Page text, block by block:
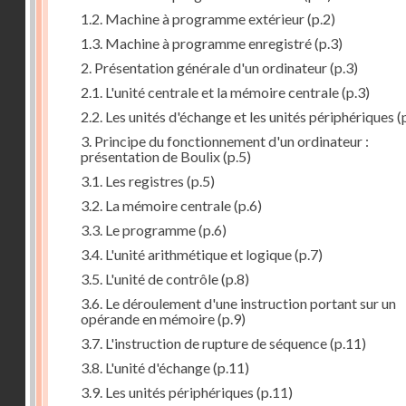
1.2. Machine à programme extérieur(p.2)
1.3. Machine à programme enregistré(p.3)
2. Présentation générale d'un ordinateur(p.3)
2.1. L'unité centrale et la mémoire centrale(p.3)
2.2. Les unités d'échange et les unités périphériques
3. Principe du fonctionnement d'un ordinateur :
présentation de Boulix(p.5)
3.1. Les registres (p.5)
3.2. La mémoire centrale(p.6)
3.3. Le programme(p.6)
3.4. L'unité arithmétique et logique(p.7)
3.5. L'unité de contrôle(p.8)
3.6. Le déroulement d'une instruction portant sur un
opérande en mémoire(p.9)
3.7. L'instruction de rupture de séquence(p.11)
3.8. L'unité d'échange(p.11)
3.9. Les unités périphériques (p.11)